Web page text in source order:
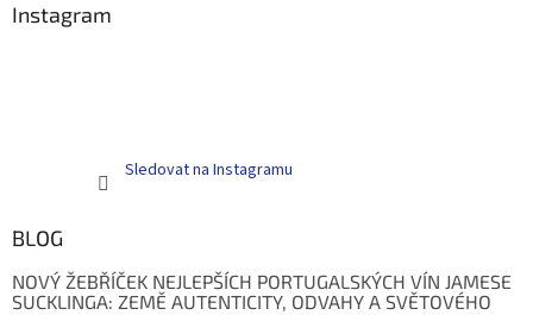
Instagram
Sledovat na Instagramu
BLOG
NOVÝ ŽEBŘÍČEK NEJLEPŠÍCH PORTUGALSKÝCH VÍN JAMESE
SUCKLINGA: ZEMĚ AUTENTICITY, ODVAHY A SVĚTOVÉHO